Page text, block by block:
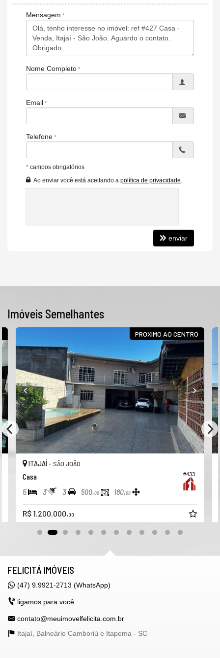
Garagem para 3 veiculos
**Ficam todos os móveis, saem apenas as televisões**
Ficou interessado? O sonho da casa própria pode estar mais
perto do que você imagina, venha fazer uma visita!!
nossas corretoras**
Mensagem
Nome Completo
Email
Telefone
* campos obrigatórios
Ao enviar você está aceitando a política de privacidade
enviar
Imóveis Semelhantes
PRÓXIMO AO CENTRO
#433
ITAJAÍ - SÃO JOÃO
Casa
5 3 3 500,00 180,00
R$ 1.200.000,00
FELICITÁ IMÓVEIS
(47) 9.9921-2713 (WhatsApp)
ligamos para você
contato@meuimovelfelicita.com.br
Itajaí, Balneário Camboriú e Itapema - SC